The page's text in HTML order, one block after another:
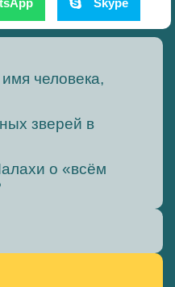
человека,
зверей в
о «всём